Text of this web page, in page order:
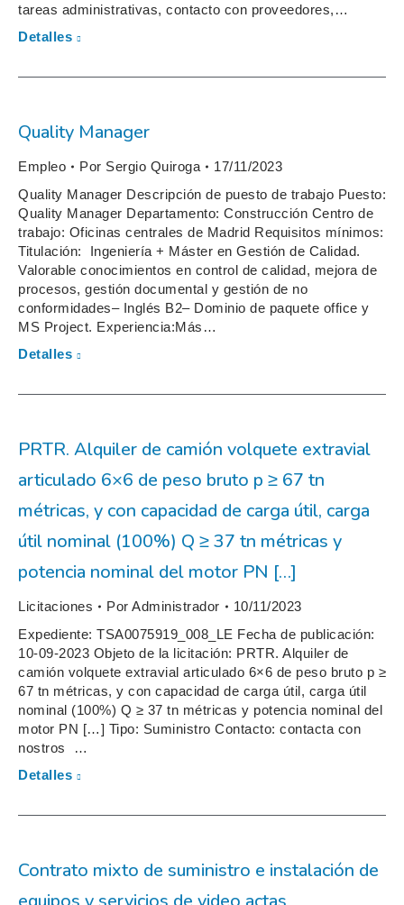
tareas administrativas, contacto con proveedores,…
Detalles
Quality Manager
Empleo Por Sergio Quiroga
17/11/2023
Quality Manager Descripción de puesto de trabajo Puesto:
Quality Manager Departamento: Construcción Centro de
trabajo: Oficinas centrales de Madrid Requisitos mínimos:
Titulación: Ingeniería + Máster en Gestión de Calidad.
Valorable conocimientos en control de calidad, mejora de
procesos, gestión documental y gestión de no
conformidades– Inglés B2– Dominio de paquete office y
MS Project. Experiencia:Más…
Detalles
PRTR. Alquiler de camión volquete extravial
articulado 6×6 de peso bruto p ≥ 67 tn
métricas, y con capacidad de carga útil, carga
útil nominal (100%) Q ≥ 37 tn métricas y
potencia nominal del motor PN […]
Licitaciones Por Administrador
10/11/2023
Expediente: TSA0075919_008_LE Fecha de publicación:
10-09-2023 Objeto de la licitación: PRTR. Alquiler de
camión volquete extravial articulado 6×6 de peso bruto p ≥
67 tn métricas, y con capacidad de carga útil, carga útil
nominal (100%) Q ≥ 37 tn métricas y potencia nominal del
motor PN […] Tipo: Suministro Contacto: contacta con
nostros …
Detalles
Contrato mixto de suministro e instalación de